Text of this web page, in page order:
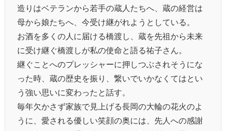
造りはベテランから若手の蔵人たちへ、蔵の経営は
母から娘たちへ、今受け継がれようとしている。
お酒を多くの人に届ける橋渡し、蔵を先祖から未来
に受け継ぐ橋渡しが私の使命と語る祐子さん。
継ぐことへのプレッシャーに押しつぶされそうにな
った時、蔵の歴史を振り、繋いでいかなくてはとい
う強い思いに変わったと話す。
毎年欠かさず家族で見上げる長岡の大輪の花火のよ
うに、愛される優しい笑顔の奥には、先人への感謝